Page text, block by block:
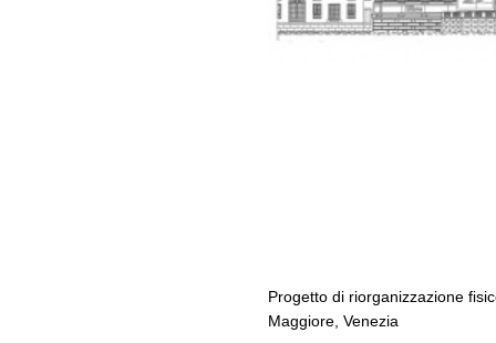
Progetto di riorganizzazione
Maggiore, Venezia